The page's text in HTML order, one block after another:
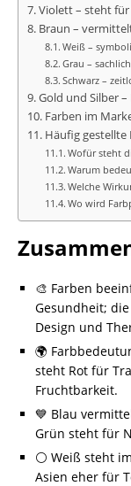
Violett – steht
Braun –
Weiß –
Grau –
Schwarz –
Gold und Silber
Farben im
Häufig gestellte
Wofür steht
Warum
Welche
Wo wird
🎨 Farben
Gesundheit;
Design und
🌍
steht Rot für
Fruchtbarkeit.
💙 Blau
Grün steht für
⚪ Weiß steht
Asien eher für